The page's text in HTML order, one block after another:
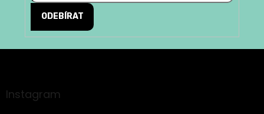
ODEBÍRAT
aInstagram